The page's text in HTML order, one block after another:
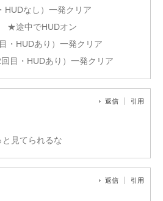
HUDなし）一発クリア
★途中でHUDオン
・HUDあり）一発クリア
目・HUDあり）一発クリア
返信 引用
見てられるな
返信 引用